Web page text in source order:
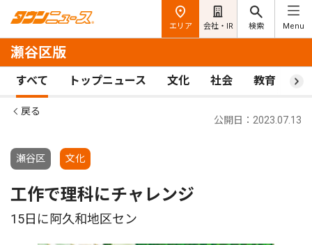
エリア 会社・IR 検索 Menu
瀬谷区版
すべて トップニュース 文化 社会 教育 ス
戻る
瀬谷区 文化
公開日：2023.07.13
工作で理科にチャレンジ
15日に阿久和地区セン